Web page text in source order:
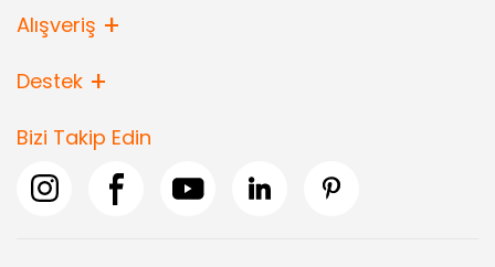
Alışveriş
Destek
Bizi Takip Edin